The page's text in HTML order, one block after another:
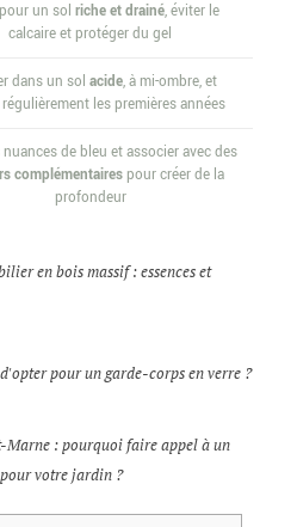
un solriche et drainé, éviter le
calcaire et protéger du gel
dans un solacide, à mi-ombre, et
les premières années
nuances de bleu et associer avec des
complémentaires pour créer de la
profondeur
en bois massif : essences et
pour un garde-corps en verre ?
Marne : pourquoi faire appel à un
votre jardin ?